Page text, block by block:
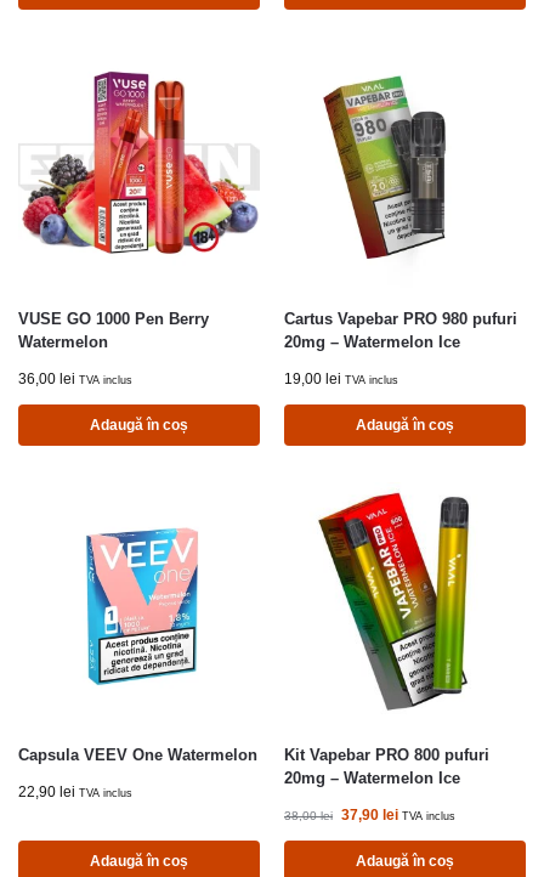
VUSE GO 1000 Pen Berry
Watermelon
36,00 lei TVA inclus
Adaugă în coș
Cartus Vapebar PRO 980 pufuri
20mg – Watermelon Ice
19,00 lei TVA inclus
Adaugă în coș
Capsula VEEV One Watermelon
22,90 lei TVA inclus
Adaugă în coș
Kit Vapebar PRO 800 pufuri
20mg – Watermelon Ice
38,00lei 37,90 lei TVA inclus
Adaugă în coș